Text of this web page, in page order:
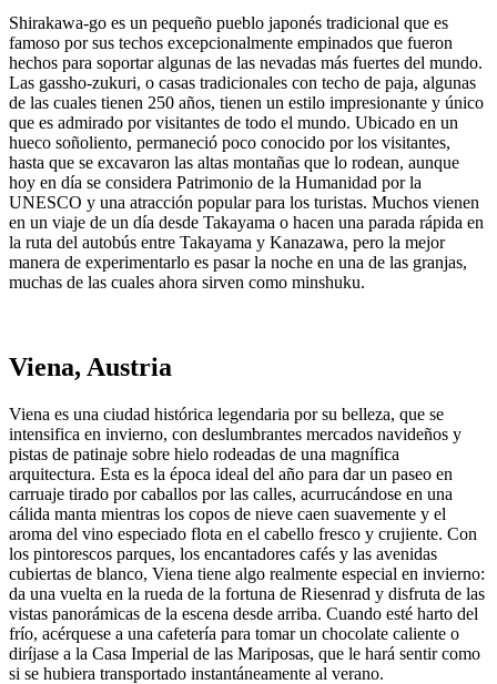
Shirakawa-go es un pequeño pueblo japonés tradicional que es
famoso por sus techos excepcionalmente empinados que fueron
hechos para soportar algunas de las nevadas más fuertes del mundo.
Las gassho-zukuri, o casas tradicionales con techo de paja, algunas
de las cuales tienen 250 años, tienen un estilo impresionante y único
que es admirado por visitantes de todo el mundo. Ubicado en un
hueco soñoliento, permaneció poco conocido por los visitantes,
hasta que se excavaron las altas montañas que lo rodean, aunque
hoy en día se considera Patrimonio de la Humanidad por la
UNESCO y una atracción popular para los turistas. Muchos vienen
en un viaje de un día desde Takayama o hacen una parada rápida en
la ruta del autobús entre Takayama y Kanazawa, pero la mejor
manera de experimentarlo es pasar la noche en una de las granjas,
muchas de las cuales ahora sirven como minshuku.
Viena, Austria
Viena es una ciudad histórica legendaria por su belleza, que se
intensifica en invierno, con deslumbrantes mercados navideños y
pistas de patinaje sobre hielo rodeadas de una magnífica
arquitectura. Esta es la época ideal del año para dar un paseo en
carruaje tirado por caballos por las calles, acurrucándose en una
cálida manta mientras los copos de nieve caen suavemente y el
aroma del vino especiado flota en el cabello fresco y crujiente. Con
los pintorescos parques, los encantadores cafés y las avenidas
cubiertas de blanco, Viena tiene algo realmente especial en invierno:
da una vuelta en la rueda de la fortuna de Riesenrad y disfruta de las
vistas panorámicas de la escena desde arriba. Cuando esté harto del
frío, acérquese a una cafetería para tomar un chocolate caliente o
diríjase a la Casa Imperial de las Mariposas, que le hará sentir como
si se hubiera transportado instantáneamente al verano.